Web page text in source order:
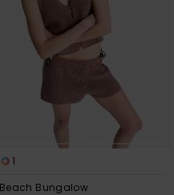
1
Beach Bungalow